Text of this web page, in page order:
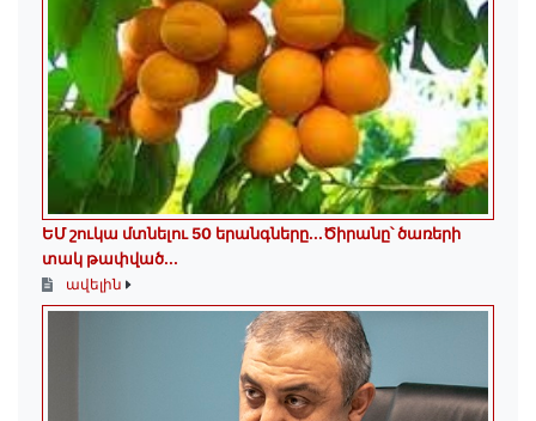
ԵՄ շուկա մտնելու 50 երանգները․․․Ծիրանը՝ ծառերի
տակ թափված․․․
ավելին